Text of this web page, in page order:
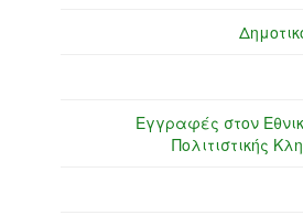
Εγγραφές στον
Πολιτιστικής